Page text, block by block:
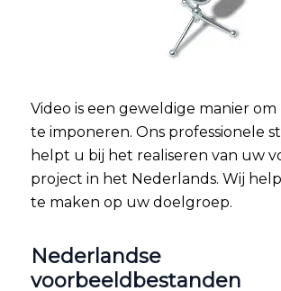
Video is een geweldige manier
te imponeren. Ons professionele
helpt u bij het realiseren van uw
project in het Nederlands. Wij
te maken op uw doelgroep.
Nederlandse
voorbeeldbestanden